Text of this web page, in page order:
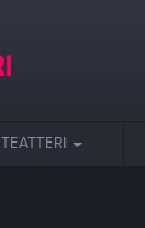
TEATTERI